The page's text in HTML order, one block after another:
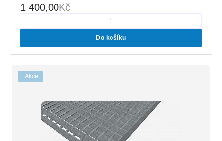
1 400,00Kč
Do košíku
Akce